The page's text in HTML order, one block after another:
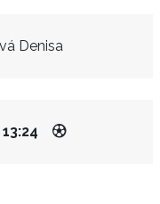
Denisa
13:24